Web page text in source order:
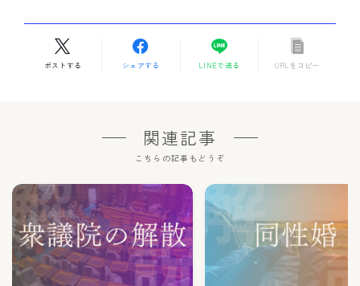
ポストする シェアする LINEで送る URLをコピー
関連記事
こちらの記事もどうぞ